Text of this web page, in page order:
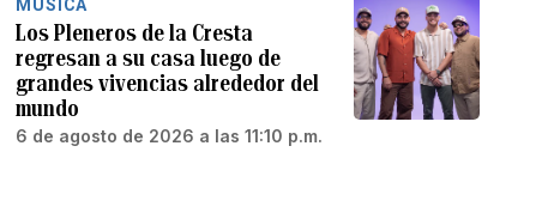
MÚSICA
Los Pleneros de la Cresta
regresan a su casa luego de
grandes vivencias alrededor del
mundo
6 de agosto de 2026 a las 11:10 p.m.